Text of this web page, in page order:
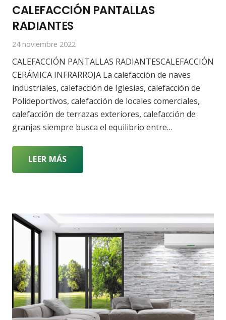
CALEFACCIÓN PANTALLAS
RADIANTES
24 noviembre 2022
CALEFACCIÓN PANTALLAS RADIANTESCALEFACCIÓN
CERÁMICA INFRARROJA La calefacción de naves
industriales, calefacción de Iglesias, calefacción de
Polideportivos, calefacción de locales comerciales,
calefacción de terrazas exteriores, calefacción de
granjas siempre busca el equilibrio entre…
LEER MÁS